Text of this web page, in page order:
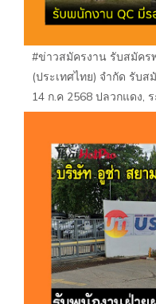
#ข่าวสมัครงาน รับสมัคร
(ประเทศไทย) จำกัด รับ
14 ก.ค 2568 ปลวกแดง, ร